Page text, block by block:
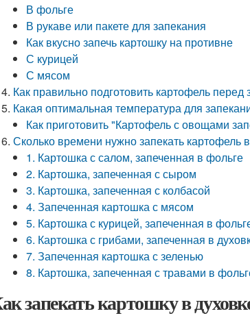
В фольге
В рукаве или пакете для запекания
Как вкусно запечь картошку на противне
С курицей
С мясом
Как правильно подготовить картофель перед
Какая оптимальная температура для
Как приготовить "Картофель с овощами
Сколько времени нужно запекать картофель
1. Картошка с салом, запеченная в фольге
2. Картошка, запеченная с сыром
3. Картошка, запеченная с колбасой
4. Запеченная картошка с мясом
5. Картошка с курицей, запеченная в
6. Картошка с грибами, запеченная в
7. Запеченная картошка с зеленью
8. Картошка, запеченная с травами в
запекать картошку в